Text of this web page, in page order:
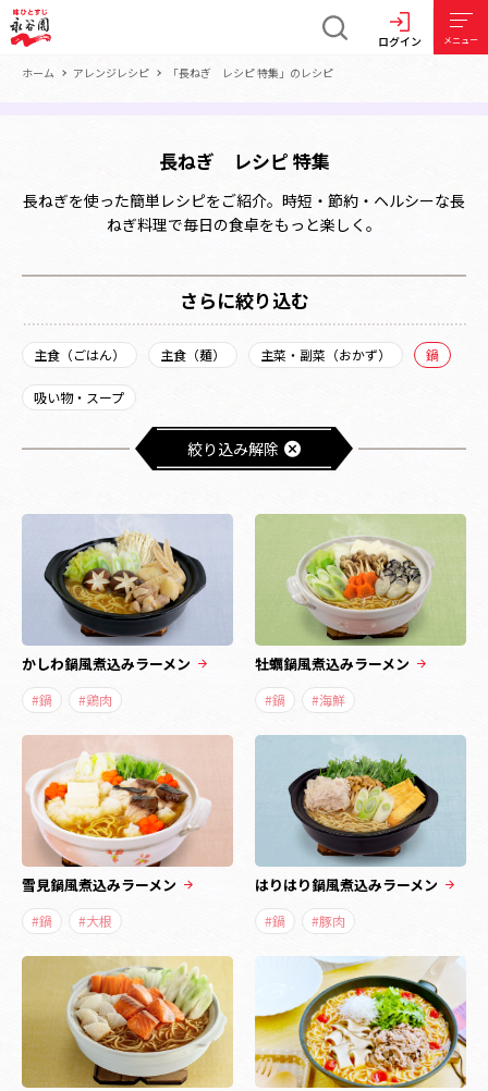
ログイン メニュー
ホーム アレンジレシピ 「長ねぎ レシピ 特集」のレシピ
長ねぎ レシピ 特集
長ねぎを使った簡単レシピをご紹介。時短・節約・ヘルシーな長
ねぎ料理で毎日の食卓をもっと楽しく。
さらに絞り込む
主食（ごはん） 主食（麺） 主菜・副菜（おかず） 鍋
吸い物・スープ
絞り込み解除
かしわ鍋風煮込みラーメン
#鍋 #鶏肉
牡蠣鍋風煮込みラーメン
#鍋 #海鮮
雪見鍋風煮込みラーメン
#鍋 #大根
はりはり鍋風煮込みラーメン
#鍋 #豚肉